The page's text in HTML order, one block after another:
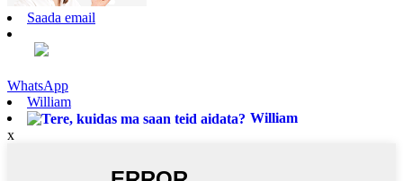
Saada email
WhatsApp
William
William
x